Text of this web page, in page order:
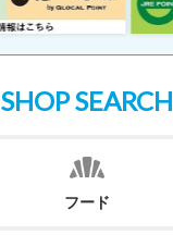
SHOP SEARCH
フード